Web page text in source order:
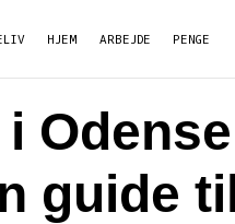
HJEM ARBEJDE PENGE
Odense
guide